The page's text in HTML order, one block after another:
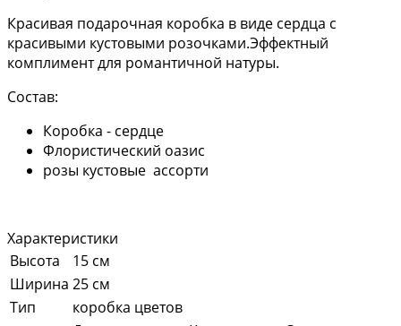
Красивая подарочная коробка в виде сердца с
красивыми кустовыми розочками.Эффектный
комплимент для романтичной натуры.
Состав:
Коробка - сердце
Флористический оазис
розы кустовые ассорти
Характеристики
Высота
15 см
Ширина 25 см
Тип
коробка цветов